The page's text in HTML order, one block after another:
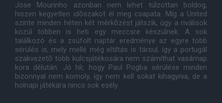
Jose Mourinho azonban nem lehet túlzottan boldog,
hiszen kegyetlen idõszakot él meg csapata. Míg a United
szinte minden héten két mérkõzést játszik, úgy a riválisok
közül többen is heti egy meccsre készülnek. A sok
találkozó és a zsúfolt naptár eredménye az egyre több
sérülés is, mely mellé még eltiltás is társul, így a portugál
szakvezetõ több kulcsjátékosára nem számíthat vasárnap
kora délután. Jó hír, hogy Paul Pogba sérülése minden
bizonnyal nem komoly, így nem kell sokat kihagynia, de a
holnapi játékára nincs sok esély.